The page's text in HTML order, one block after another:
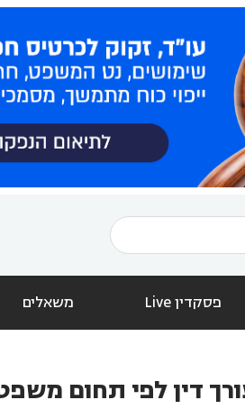
פסקדין Live משאלים
דין לפי תחום